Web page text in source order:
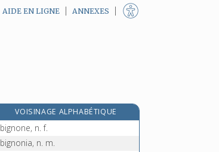
AIDE EN LIGNE ANNEXES
VOISINAGE ALPHABÉTIQUE
bigne, n. f.
bignone, n. f.
bignonia, n. m.